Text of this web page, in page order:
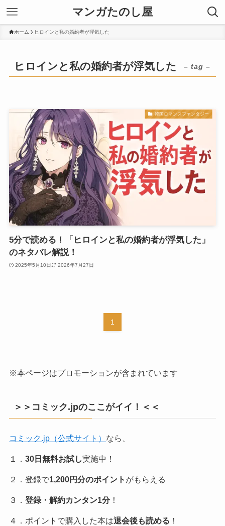
マンガたのし屋
ホーム ヒロインと私の婚約者が浮気した
ヒロインと私の婚約者が浮気した – tag –
韓国ロマンスファンタジー
5分で読める！「ヒロインと私の婚約者が浮気した」
のネタバレ解説！
2025年5月10日 2026年7月27日
1
※本ページはプロモーションが含まれています
＞＞コミック.jpのここがイイ！＜＜
コミック.jp（公式サイト） なら、
１． 30日無料お試し実施中！
２．登録で1,200円分のポイント がもらえる
３． 登録・解約カンタン1分！
４．ポイントで購入した本は退会後も読める ！